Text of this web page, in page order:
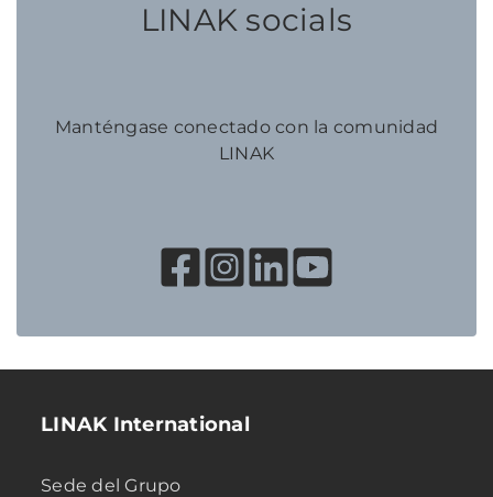
LINAK socials
Manténgase conectado con la comunidad
LINAK
LINAK International
Sede del Grupo